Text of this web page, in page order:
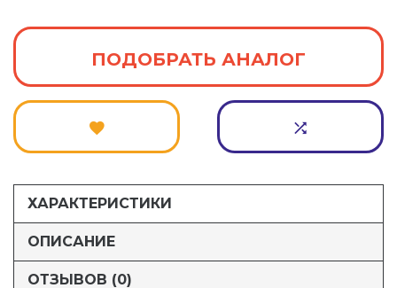
ПОДОБРАТЬ АНАЛОГ
ХАРАКТЕРИСТИКИ
ОПИСАНИЕ
ОТЗЫВОВ (0)